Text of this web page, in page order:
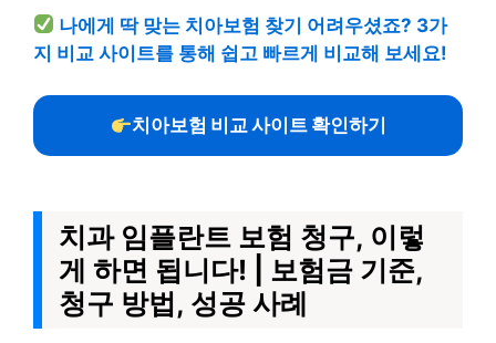
나에게 딱 맞는 치아보험 찾기 어려우셨죠? 3가
지 비교 사이트를 통해 쉽고 빠르게 비교해 보세요!
치아보험 비교 사이트 확인하기
치과 임플란트 보험 청구, 이렇
게 하면 됩니다! | 보험금 기준,
청구 방법, 성공 사례